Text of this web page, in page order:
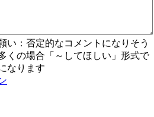
い：否定的なコメントになりそう
くの場合「～してほしい」形式で
なります